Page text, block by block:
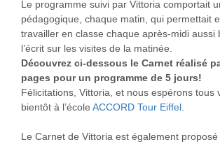
Le programme suivi par Vittoria comportait
pédagogique, chaque matin, qui permettait
travailler en classe chaque après-midi aussi
l’écrit sur les visites de la matinée.
Découvrez ci-dessous le Carnet réalisé
pages pour un programme de 5 jours!
Félicitations, Vittoria, et nous espérons tous
bientôt à l’école ACCORD Tour Eiffel
Le Carnet de Vittoria est également proposé